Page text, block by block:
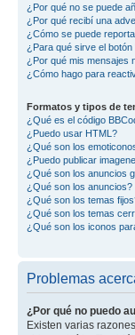
¿Por qué no se puede
¿Por qué recibí una
¿Cómo se puede
¿Para qué sirve el
¿Por qué mis mensajes
¿Cómo hago para
Formatos y tipos de
¿Qué es el código
¿Puedo usar HTML?
¿Qué son los
¿Puedo publicar
¿Qué son los anuncios
¿Qué son los anuncios?
¿Qué son los temas
¿Qué son los temas
¿Qué son los iconos
Problemas
¿Por qué no puedo
Existen varias